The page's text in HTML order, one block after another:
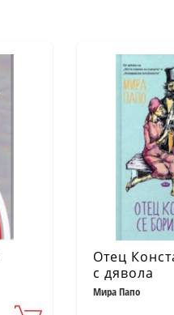
Отец
с дявола
Мира Папо